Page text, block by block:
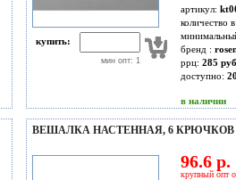
купить:
мин опт: 1
артикул:
количество
бренд :
ррц: 285
доступно:
в наличии
ВЕШАЛКА НАСТЕННАЯ, 6 КРЮЧКОВ
96.6 р.
крупный опт